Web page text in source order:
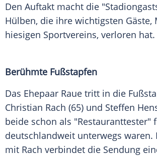
Den Auftakt macht die
Hülben, die ihre wichtigsten Gäste,
hiesigen Sportvereins, verloren hat.
Berühmte Fußstapfen
Das Ehepaar Raue tritt in die
Christian Rach (65) und Steffen
beide schon als "Restauranttester"
deutschlandweit unterwegs waren.
mit Rach verbindet die Sendung